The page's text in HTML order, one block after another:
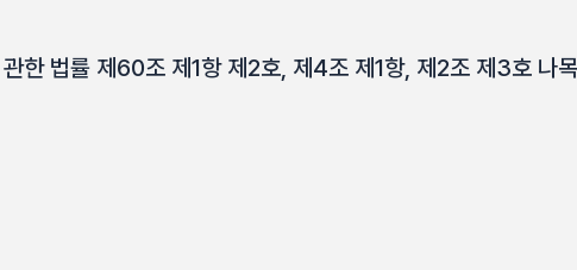
한 법률 제60조 제1항 제2호, 제4조 제1항, 제2조 제3호 나